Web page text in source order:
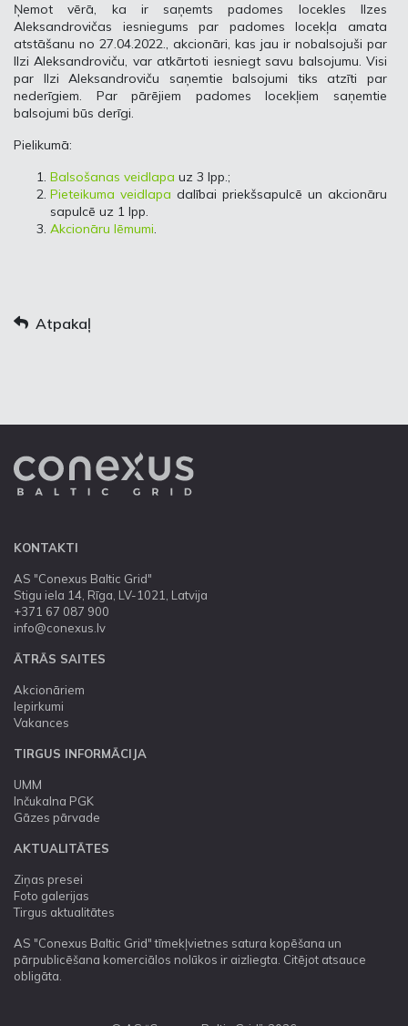
Ņemot vērā, ka ir saņemts padomes locekles Ilzes
Aleksandrovičas iesniegums par padomes locekļa amata
atstāšanu no 27.04.2022., akcionāri, kas jau ir nobalsojuši par
Ilzi Aleksandroviču, var atkārtoti iesniegt savu balsojumu. Visi
par Ilzi Aleksandroviču saņemtie balsojumi tiks atzīti par
nederīgiem. Par pārējiem padomes locekļiem saņemtie
balsojumi būs derīgi.
Pielikumā:
Balsošanas veidlapa uz 3 lpp.;
Pieteikuma veidlapa dalībai priekšsapulcē un akcionāru
sapulcē uz 1 lpp.
Akcionāru lēmumi.
Atpakaļ
KONTAKTI
AS "Conexus Baltic Grid"
Stigu iela 14, Rīga, LV-1021, Latvija
+371 67 087 900
info@conexus.lv
ĀTRĀS SAITES
Akcionāriem
Iepirkumi
Vakances
TIRGUS INFORMĀCIJA
UMM
Inčukalna PGK
Gāzes pārvade
AKTUALITĀTES
Ziņas presei
Foto galerijas
Tirgus aktualitātes
AS "Conexus Baltic Grid" tīmekļvietnes satura kopēšana un
pārpublicēšana komerciālos nolūkos ir aizliegta. Citējot atsauce
obligāta.